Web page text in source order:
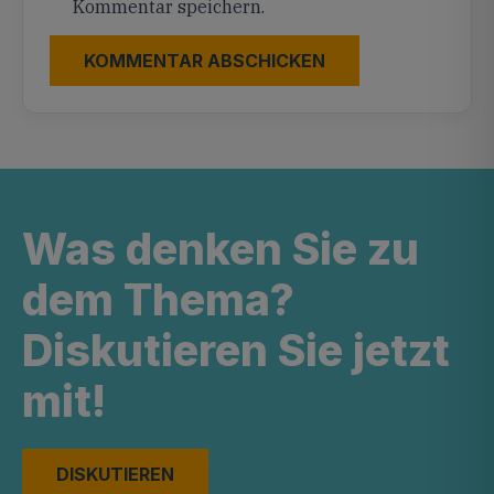
Kommentar speichern.
Was denken Sie zu
dem Thema?
Diskutieren Sie jetzt
mit!
DISKUTIEREN